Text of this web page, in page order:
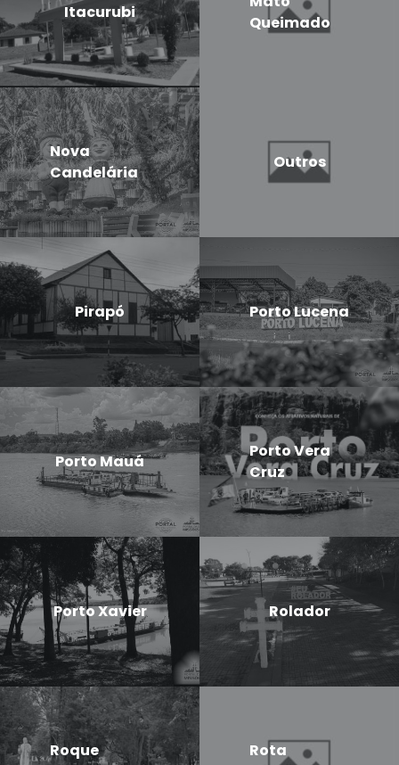
Itacurubi
Queimado
Nova
Candelária
Outros
Pirapó Porto Lucena
Porto Mauá
Porto Vera
Cruz
Porto Xavier Rolador
Roque
Rota